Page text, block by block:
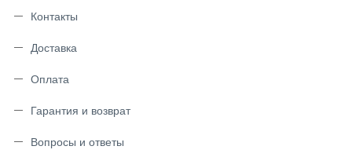
Контакты
Доставка
Оплата
Гарантия и возврат
Вопросы и ответы